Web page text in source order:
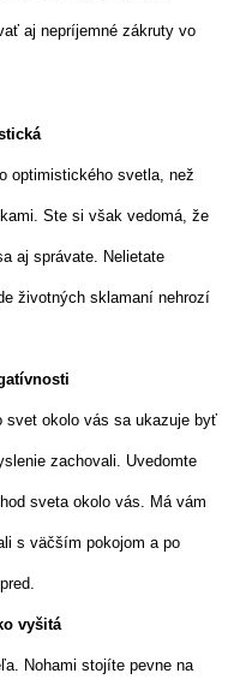
aj nepríjemné zákruty vo
optimistického svetla, než
Ste si však vedomá, že
aj správate. Nelietate
životných sklamaní nehrozí
okolo vás sa ukazuje byť
zachovali. Uvedomte
sveta okolo vás. Má vám
s väčším pokojom a po
vyšitá
Nohami stojíte pevne na